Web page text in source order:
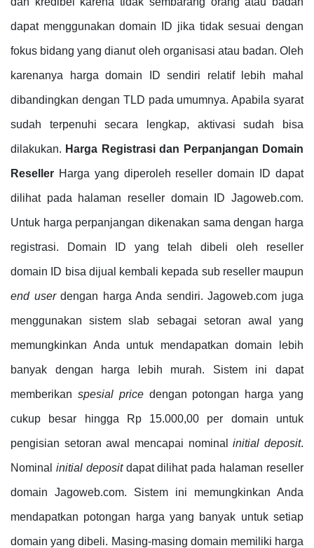
dapat menggunakan domain ID jika tidak sesuai dengan
fokus bidang yang dianut oleh organisasi atau badan. Oleh
karenanya harga domain ID sendiri relatif lebih mahal
dibandingkan dengan TLD pada umumnya. Apabila syarat
sudah terpenuhi secara lengkap, aktivasi sudah bisa
dilakukan. Harga Registrasi dan Perpanjangan Domain
Reseller Harga yang diperoleh reseller domain ID dapat
dilihat pada halaman reseller domain ID Jagoweb.com.
Untuk harga perpanjangan dikenakan sama dengan harga
registrasi. Domain ID yang telah dibeli oleh reseller
domain ID bisa dijual kembali kepada sub reseller maupun
end userdengan harga Anda sendiri. Jagoweb.com juga
menggunakan sistem slab sebagai setoran awal yang
memungkinkan Anda untuk mendapatkan domain lebih
banyak dengan harga lebih murah. Sistem ini dapat
memberikan spesial pricedengan potongan harga yang
cukup besar hingga Rp 15.000,00 per domain untuk
pengisian setoran awal mencapai nominalinitial deposit.
Nominal initial depositdapat dilihat pada halaman reseller
domain Jagoweb.com. Sistem ini memungkinkan Anda
mendapatkan potongan harga yang banyak untuk setiap
domain yang dibeli. Masing-masing domain memiliki harga